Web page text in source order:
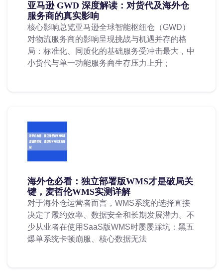
亚马逊 GWD 深度解读：对货代及海外仓
服务商的真实影响
核心影响总览亚马逊全球智能枢纽仓（GWD）
对物流服务商的影响呈现挑战与机遇并存的格
局：标准化、同质化的基础服务受冲击最大，中
小货代与单一功能服务商生存压力上升；
海外仓必看：独立部署版WMS才是破局关
键，麦哲伦WMS实测详解
对于海外仓运营者而言，WMS系统的选择直接
决定了履约效率、数据安全和长期发展潜力。不
少从业者在使用SaaS版WMS时屡屡踩坑：黑五
爆单系统卡顿崩服、核心数据无法